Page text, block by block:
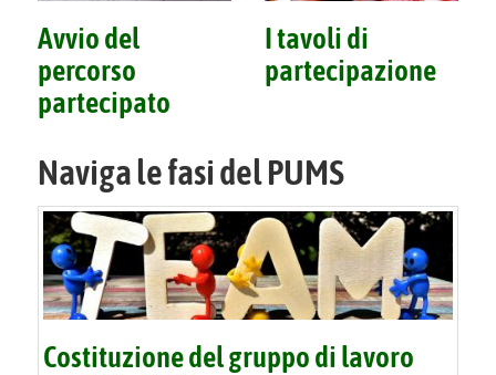
Avvio del
percorso
partecipato
I tavoli di
partecipazione
Naviga le fasi del PUMS
Costituzione del gruppo di lavoro